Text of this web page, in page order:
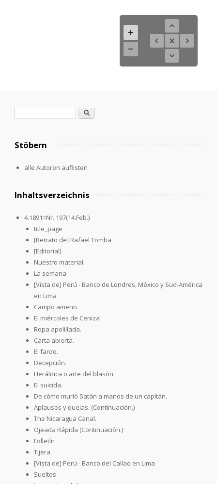
Search
Stöbern
alle Autoren auflisten
Inhaltsverzeichnis
4.1891=Nr. 197(14.Feb.)
title_page
[Retrato de] Rafael Tomba
[Editorial]
Nuestro material.
La semana
[Vista de] Perú - Banco de Londres, México y Sud-América
en Lima
Campo ameno
El miércoles de Ceniza
Ropa apolillada.
Carta abierta.
El fardo.
Decepción.
Heráldica o arte del blasón.
El suicida.
De cómo murió Satán a manos de un capitán.
Aplausos y quejas. (Continuación.)
The Nicaragua Canal.
Ojeada Rápida (Continuación.)
Folletín
Tijera
[Vista de] Perú - Banco del Callao en Lima
Sueltos